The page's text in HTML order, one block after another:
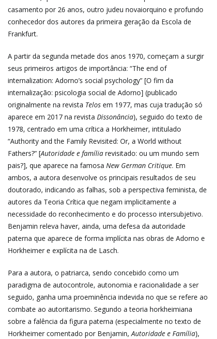
casamento por 26 anos, outro judeu novaiorquino e profundo
conhecedor dos autores da primeira geração da Escola de
Frankfurt.
A partir da segunda metade dos anos 1970, começam a surgir
seus primeiros artigos de importância: “The end of
internalization: Adorno’s social psychology” [O fim da
internalização: psicologia social de Adorno] (publicado
originalmente na revista Telos em 1977, mas cuja tradução só
aparece em 2017 na revista Dissonância), seguido do texto de
1978, centrado em uma crítica a Horkheimer, intitulado
“Authority and the Family Revisited: Or, a World without
Fathers?” [Autoridade e família revisitado: ou um mundo sem
pais?], que aparece na famosa New German Critique. Em
ambos, a autora desenvolve os principais resultados de seu
doutorado, indicando as falhas, sob a perspectiva feminista, de
autores da Teoria Crítica que negam implicitamente a
necessidade do reconhecimento e do processo intersubjetivo.
Benjamin releva haver, ainda, uma defesa da autoridade
paterna que aparece de forma implícita nas obras de Adorno e
Horkheimer e explícita na de Lasch.
Para a autora, o patriarca, sendo concebido como um
paradigma de autocontrole, autonomia e racionalidade a ser
seguido, ganha uma proeminência indevida no que se refere ao
combate ao autoritarismo. Segundo a teoria horkheimiana
sobre a falência da figura paterna (especialmente no texto de
Horkheimer comentado por Benjamin,Autoridade e Família),